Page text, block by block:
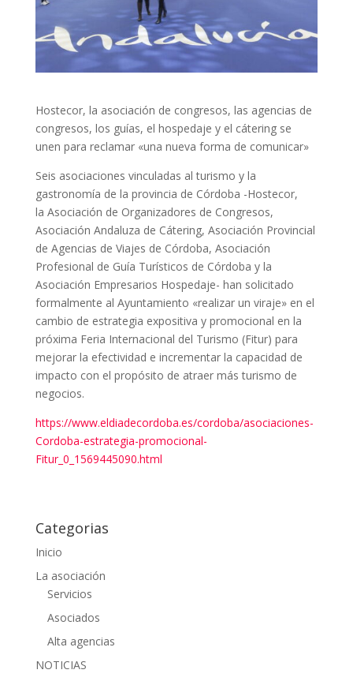
Hostecor, la asociación de congresos, las agencias de
congresos, los guías, el hospedaje y el cátering se
unen para reclamar «una nueva forma de comunicar»
Seis asociaciones vinculadas al turismo y la
gastronomía de la provincia de Córdoba -Hostecor,
la Asociación de Organizadores de Congresos,
Asociación Andaluza de Cátering, Asociación Provincial
de Agencias de Viajes de Córdoba, Asociación
Profesional de Guía Turísticos de Córdoba y la
Asociación Empresarios Hospedaje- han solicitado
formalmente al Ayuntamiento «realizar un viraje» en el
cambio de estrategia expositiva y promocional en la
próxima Feria Internacional del Turismo (Fitur) para
mejorar la efectividad e incrementar la capacidad de
impacto con el propósito de atraer más turismo de
negocios.
https://www.eldiadecordoba.es/cordoba/asociaciones-
Cordoba-estrategia-promocional-
Fitur_0_1569445090.html
Categorias
Inicio
La asociación
Servicios
Asociados
Alta agencias
NOTICIAS